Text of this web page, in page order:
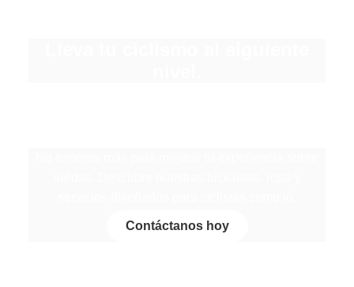
Contáctanos hoy